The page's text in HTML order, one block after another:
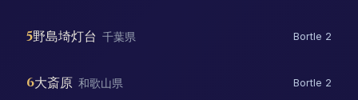
5野島埼灯台 千葉県 Bortle 2
6大斎原 和歌山県 Bortle 2